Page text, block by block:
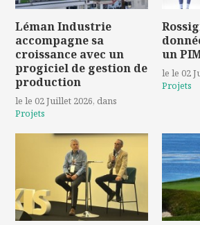
Léman Industrie
accompagne sa
croissance avec un
progiciel de gestion de
production
le le 02 Juillet 2026, dans
Projets
un
le le 02
Projets